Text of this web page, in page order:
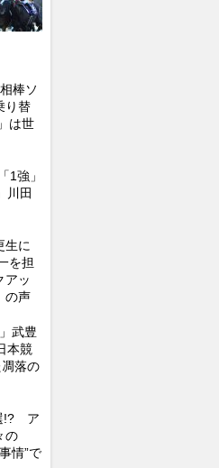
棒ソ
り替
は世
1強」
川田
生に
を担
アッ
の声
武豊
本競
落の
!? ア
の
情”で